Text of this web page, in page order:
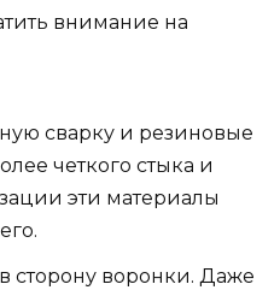
внимание на
сварку и резиновые
четкого стыка и
эти материалы
сторону воронки. Даже